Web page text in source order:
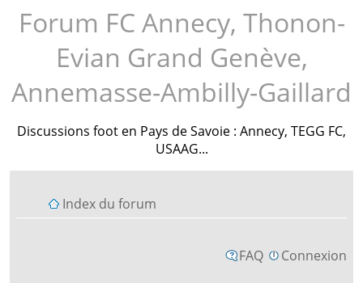
INSTAGRAM
Forum FC Annecy, Thonon-
Evian Grand Genève,
Annemasse-Ambilly-Gaillard
Discussions foot en Pays de Savoie : Annecy, TEGG FC,
USAAG...
Index du forum
FAQ Connexion